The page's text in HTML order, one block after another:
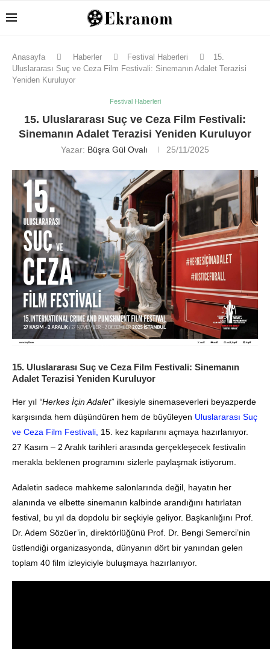
Anasayfa Haberler Festival Haberleri
15.
Uluslararası Suç ve Ceza Film Festivali: Sinemanın Adalet Terazisi
Yeniden Kuruluyor
Festival Haberleri
15. Uluslararası Suç ve Ceza Film Festivali:
Sinemanın Adalet Terazisi Yeniden Kuruluyor
Yazar: Büşra Gül Ovalı 25/11/2025
15. Uluslararası Suç ve Ceza Film Festivali: Sinemanın
Adalet Terazisi Yeniden Kuruluyor
Her yıl “Herkes İçin Adalet” ilkesiyle sinemaseverleri beyazperde
karşısında hem düşündüren hem de büyüleyen Uluslararası Suç
ve Ceza Film Festivali, 15. kez kapılarını açmaya hazırlanıyor.
27 Kasım – 2 Aralık tarihleri arasında gerçekleşecek festivalin
merakla beklenen programını sizlerle paylaşmak istiyorum.
Adaletin sadece mahkeme salonlarında değil, hayatın her
alanında ve elbette sinemanın kalbinde arandığını hatırlatan
festival, bu yıl da dopdolu bir seçkiyle geliyor. Başkanlığını Prof.
Dr. Adem Sözüer’in, direktörlüğünü Prof. Dr. Bengi Semerci’nin
üstlendiği organizasyonda, dünyanın dört bir yanından gelen
toplam 40 film izleyiciyle buluşmaya hazırlanıyor.